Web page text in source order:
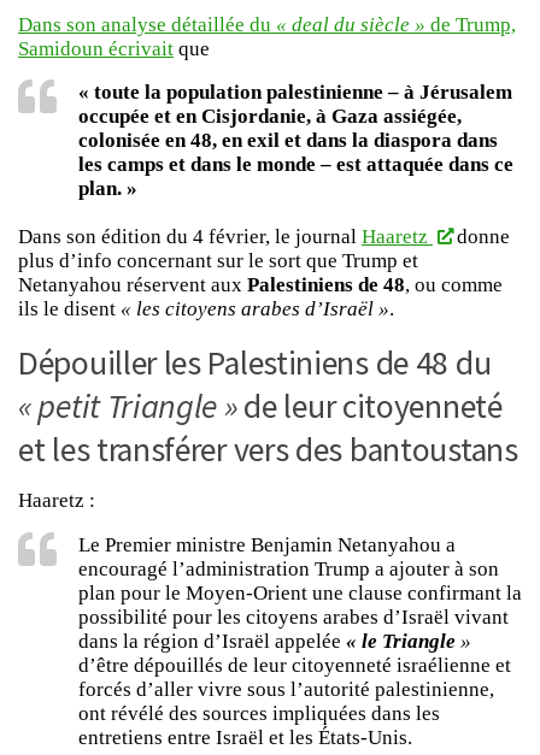
Dans son analyse détaillée du « deal du siècle » de Trump,
Samidoun écrivait que
« toute la population palestinienne – à Jérusalem
occupée et en Cisjordanie, à Gaza assiégée,
colonisée en 48, en exil et dans la diaspora dans
les camps et dans le monde – est attaquée dans ce
plan. »
Dans son édition du 4 février, le journal Haaretz
donne
plus d’info concernant sur le sort que Trump et
Netanyahou réservent aux Palestiniens de 48, ou comme
ils le disent « les citoyens arabes d’Israël ».
Dépouiller les Palestiniens de 48 du
« petit Triangle »de leur citoyenneté
et les transférer vers des bantoustans
Haaretz :
Le Premier ministre Benjamin Netanyahou a
encouragé l’administration Trump a ajouter à son
plan pour le Moyen-Orient une clause confirmant la
possibilité pour les citoyens arabes d’Israël vivant
dans la région d’Israël appelée « le Triangle »
d’être dépouillés de leur citoyenneté israélienne et
forcés d’aller vivre sous l’autorité palestinienne,
ont révélé des sources impliquées dans les
entretiens entre Israël et les États-Unis.